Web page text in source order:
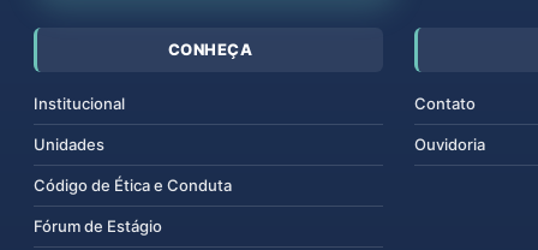
CONHEÇA
Institucional
Unidades
Código de Ética e Conduta
Fórum de Estágio
Contato
Ouvidoria